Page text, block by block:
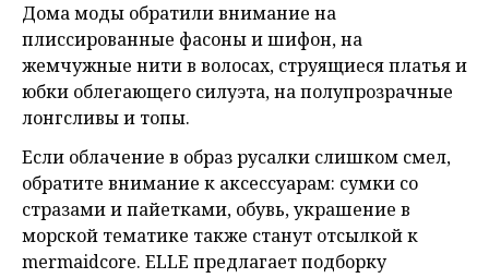
Дома моды обратили внимание на
плиссированные фасоны и шифон, на
жемчужные нити в волосах, струящиеся платья и
юбки облегающего силуэта, на полупрозрачные
лонгсливы и топы.
Если облачение в образ русалки слишком смел,
обратите внимание к аксессуарам: сумки со
стразами и пайетками, обувь, украшение в
морской тематике также станут отсылкой к
mermaidcore. ELLE предлагает подборку